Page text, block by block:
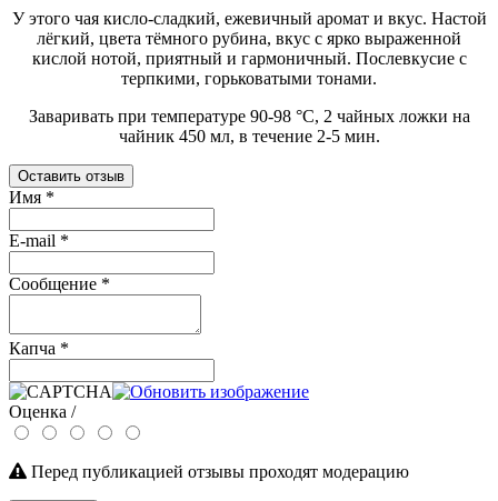
У этого чая кисло-сладкий, ежевичный аромат и вкус. Настой
лёгкий, цвета тёмного рубина, вкус с ярко выраженной
кислой нотой, приятный и гармоничный. Послевкусие с
терпкими, горьковатыми тонами.
Заваривать при температуре 90-98 °C, 2 чайных ложки на
чайник 450 мл, в течение 2-5 мин.
Оставить отзыв
Имя *
E-mail *
Сообщение *
Капча *
Оценка /
Перед публикацией отзывы проходят модерацию